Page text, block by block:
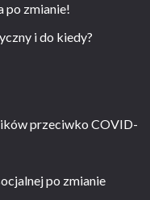
po zmianie!
i do kiedy?
przeciwko COVID-
po zmianie